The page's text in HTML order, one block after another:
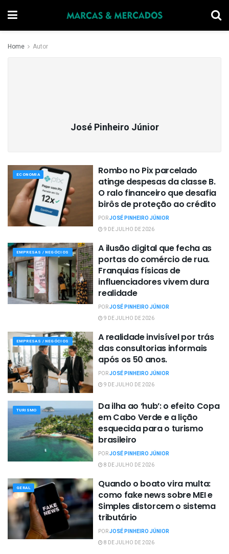
Home Autor
José Pinheiro Júnior
ECONOMIA
Rombo no Pix parcelado
atinge despesas da classe B.
O ralo financeiro que desafia
birôs de proteção ao crédito
PORJOSÉ PINHEIRO JÚNIOR
9 DE JULHO DE 2026
EMPRESAS / NEGÓCIOS
A ilusão digital que fecha as
portas do comércio de rua.
Franquias físicas de
influenciadores vivem dura
realidade
PORJOSÉ PINHEIRO JÚNIOR
9 DE JULHO DE 2026
EMPRESAS / NEGÓCIOS
A realidade invisível por trás
das consultorias informais
após os 50 anos.
PORJOSÉ PINHEIRO JÚNIOR
9 DE JULHO DE 2026
TURISMO
Da ilha ao ‘hub’: o efeito Copa
em Cabo Verde e a lição
esquecida para o turismo
brasileiro
PORJOSÉ PINHEIRO JÚNIOR
8 DE JULHO DE 2026
GERAL
Quando o boato vira multa:
como fake news sobre MEI e
Simples distorcem o sistema
tributário
PORJOSÉ PINHEIRO JÚNIOR
8 DE JULHO DE 2026